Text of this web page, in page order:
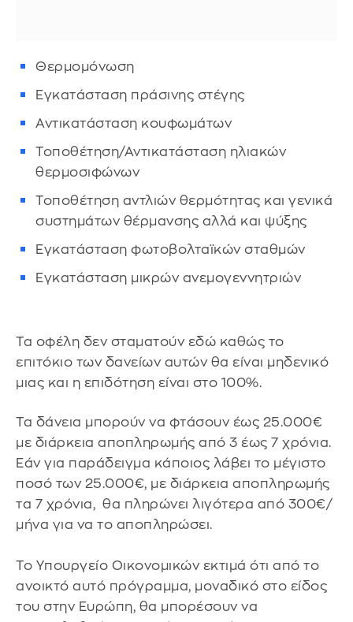
Θερμομόνωση
Εγκατάσταση πράσινης στέγης
Αντικατάσταση κουφωμάτων
Τοποθέτηση/Αντικατάσταση ηλιακών
θερμοσιφώνων
Τοποθέτηση αντλιών θερμότητας και γενικά
συστημάτων θέρμανσης αλλά και ψύξης
Εγκατάσταση φωτοβολταϊκών σταθμών
Εγκατάσταση μικρών ανεμογεννητριών
Τα οφέλη δεν σταματούν εδώ καθώς το
επιτόκιο των δανείων αυτών θα είναι μηδενικό
μιας και η επιδότηση είναι στο 100%.
Τα δάνεια μπορούν να φτάσουν έως 25.000€
με διάρκεια αποπληρωμής από 3 έως 7 χρόνια.
Εάν για παράδειγμα κάποιος λάβει το μέγιστο
ποσό των 25.000€, με διάρκεια αποπληρωμής
τα 7 χρόνια, θα πληρώνει λιγότερα από 300€/
μήνα για να το αποπληρώσει.
Το Υπουργείο Οικονομικών εκτιμά ότι από το
ανοικτό αυτό πρόγραμμα, μοναδικό στο είδος
του στην Ευρώπη, θα μπορέσουν να